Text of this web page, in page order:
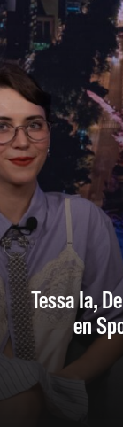
Tessa Ia,
en